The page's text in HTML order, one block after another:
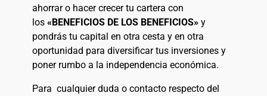
ahorrar o hacer crecer tu cartera con
los «BENEFICIOS DE LOS BENEFICIOS»y
pondrás tu capital en otra cesta y en otra
oportunidad para diversificar tus inversiones y
poner rumbo a la independencia económica.
Para cualquier duda o contacto respecto del